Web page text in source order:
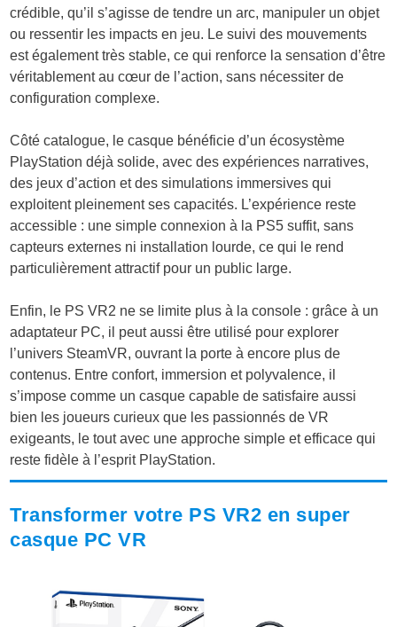
crédible, qu’il s’agisse de tendre un arc, manipuler un objet
ou ressentir les impacts en jeu. Le suivi des mouvements
est également très stable, ce qui renforce la sensation d’être
véritablement au cœur de l’action, sans nécessiter de
configuration complexe.
Côté catalogue, le casque bénéficie d’un écosystème
PlayStation déjà solide, avec des expériences narratives,
des jeux d’action et des simulations immersives qui
exploitent pleinement ses capacités. L’expérience reste
accessible : une simple connexion à la PS5 suffit, sans
capteurs externes ni installation lourde, ce qui le rend
particulièrement attractif pour un public large.
Enfin, le PS VR2 ne se limite plus à la console : grâce à un
adaptateur PC, il peut aussi être utilisé pour explorer
l’univers SteamVR, ouvrant la porte à encore plus de
contenus. Entre confort, immersion et polyvalence, il
s’impose comme un casque capable de satisfaire aussi
bien les joueurs curieux que les passionnés de VR
exigeants, le tout avec une approche simple et efficace qui
reste fidèle à l’esprit PlayStation.
Transformer votre PS VR2 en super
casque PC VR